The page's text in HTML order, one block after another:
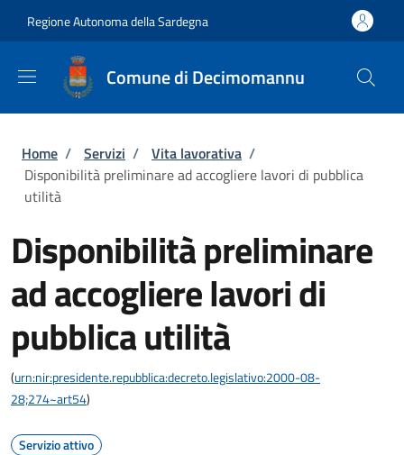
Regione Autonoma della Sardegna
Comune di Decimomannu
Briciole di pane
Home / Servizi / Vita lavorativa /
Disponibilità preliminare ad accogliere lavori di pubblica
utilità
Disponibilità preliminare
ad accogliere lavori di
pubblica utilità
(urn:nir:presidente.repubblica:decreto.legislativo:2000-08-
28;274~art54)
Servizio attivo